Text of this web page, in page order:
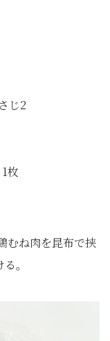
じ2
枚
むね肉を昆布で挟
。